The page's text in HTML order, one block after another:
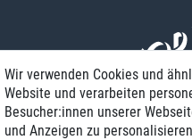
Wir verwenden Cookies und
Website und verarbeiten
Besucher:innen unserer
und Anzeigen zu